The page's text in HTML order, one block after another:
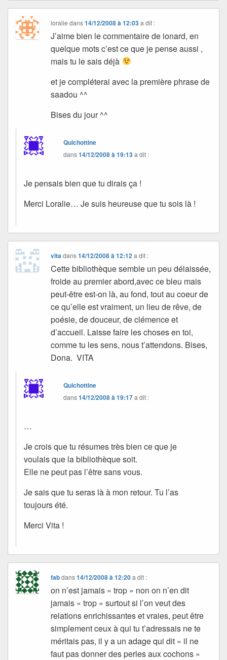
loralie dans14/12/2008 à 12:03 a dit :
J’aime bien le commentaire de ionard, en
quelque mots c’est ce que je pense aussi ,
mais tu le sais déjà
et je compléterai avec la première phrase de
saadou ^^
Bises du jour ^^
Quichottine
dans14/12/2008 à 19:13a dit :
Je pensais bien que tu dirais ça !
Merci Loralie… Je suis heureuse que tu sois là !
vita dans14/12/2008 à 12:12 a dit :
Cette bibliothèque semble un peu délaissée,
froide au premier abord,avec ce bleu mais
peut-être est-on là, au fond, tout au coeur de
ce qu’elle est vraiment, un lieu de rêve, de
poésie, de douceur, de clémence et
d’accueil. Laisse faire les choses en toi,
comme tu les sens, nous t’attendons. Bises,
Dona. VITA
Quichottine
dans14/12/2008 à 19:17a dit :
…
Je crois que tu résumes très bien ce que je
voulais que la bibliothèque soit.
Elle ne peut pas l’être sans vous.
Je sais que tu seras là à mon retour. Tu l’as
toujours été.
Merci Vita !
fabdans14/12/2008 à 12:20 a dit :
on n’est jamais « trop » non on n’en dit
jamais « trop » surtout si l’on veut des
relations enrichissantes et vraies, peut être
simplement ceux à qui tu t’adressais ne te
méritais pas, il y a un adage qui dit « il ne
faut pas donner des perles aux cochons »